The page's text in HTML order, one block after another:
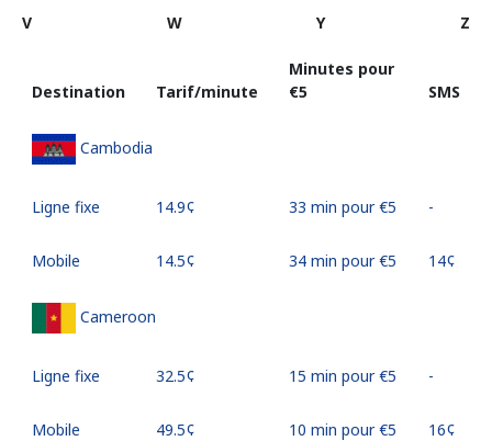
V
W Y Z
Destination Tarif/minute
Minutes pour
⁦€5⁩
SMS
Cambodia
Ligne fixe ⁦14.9¢⁩ 33 min pour ⁦€5⁩ -
Mobile ⁦14.5¢⁩ 34 min pour ⁦€5⁩ ⁦14¢⁩
Cameroon
Ligne fixe ⁦32.5¢⁩ 15 min pour ⁦€5⁩ -
Mobile ⁦49.5¢⁩ 10 min pour ⁦€5⁩ ⁦16¢⁩